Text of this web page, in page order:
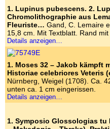
1. Lupinus pubescens. 2.
Chromolithographie aus
Fleuriste… Gand, C. Lemaire
15,8 cm. Mit Textblatt. Rand mit
Details anzeigen…
1. Moses 32 – Jakob kämpft
Historiae celebriores Veteris
Nürnberg, Weigel (1708). Ca.
unten ca. 1 cm eingerissen.
Details anzeigen…
1. Symposio Glossologias